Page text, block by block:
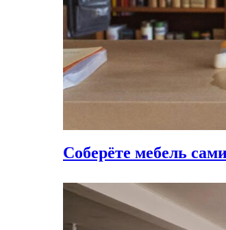
Соберёте мебель